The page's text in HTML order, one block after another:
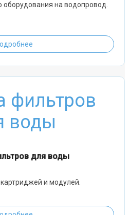
на водопровод.
для воды
и модулей.